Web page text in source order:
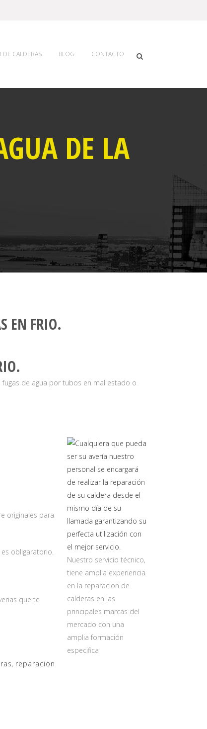
DE CALDERAS BLOG CONTACTO
DE LA
EN FRIO.
fugas de agua por tubos en mal estado o
Nuestro servicio técnico,
tiene amplia experiencia
en la reparacion de
calderas en las
principales marcas del
mercado con una
amplia formación
especifica
originales para
obligaratorio.
que te
, reparacion